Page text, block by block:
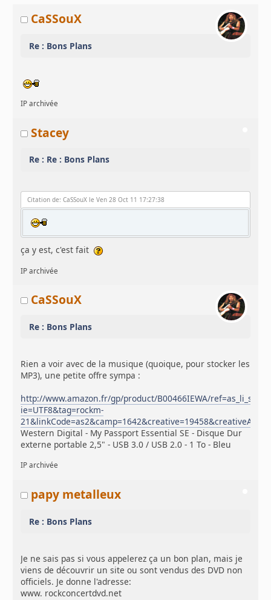
CaSSouX
Re : Bons Plans
IP archivée
Stacey
Re : Re : Bons Plans
Citation de: CaSSouX le Ven 28 Oct 11 17:27:38
ça y est, c'est fait
IP archivée
CaSSouX
Re : Bons Plans
Rien a voir avec de la musique (quoique, pour stocker les
MP3), une petite offre sympa :
http://www.amazon.fr/gp/product/B00466IEWA/ref=as_li_ss_tl?
ie=UTF8&tag=rockm-
Western Digital - My Passport Essential SE - Disque Dur
externe portable 2,5" - USB 3.0 / USB 2.0 - 1 To - Bleu
IP archivée
papy metalleux
Re : Bons Plans
Je ne sais pas si vous appelerez ça un bon plan, mais je
viens de découvrir un site ou sont vendus des DVD non
officiels. Je donne l'adresse:
www. rockconcertdvd.net